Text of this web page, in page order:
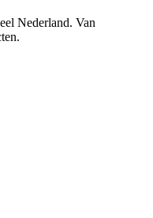
Nederland. Van